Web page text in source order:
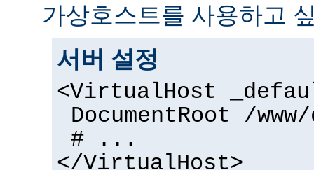
가상호스트를 사용하고
서버 설정
<VirtualHost
DocumentRoot /
# ...
</VirtualHost>